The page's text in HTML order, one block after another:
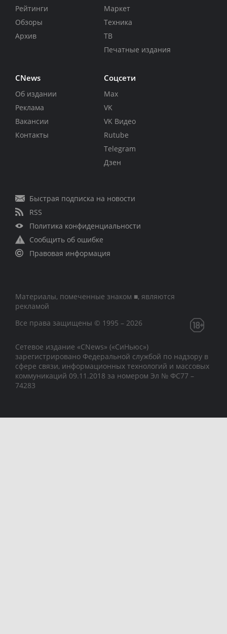
Рейтинги
Обзоры
Архив
Маркет
Техника
ТВ
Печатные издания
CNews
Об издании
Реклама
Вакансии
Контакты
Соцсети
Max
VK
VK Видео
Rutube
Telegram
Дзен
Быстрая подписка на новости
RSS
Политика конфиденциальности
Сообщить об ошибке
Правовая информация
Материалы, помеченные знаком ■, являются
рекламой
Все права защищены © 1995 – 2026
Сетевое издание «CNews» («СиНьюс»)
зарегистрировано Федеральной службой по надзору в
сфере связи, информационных технологий и массовых
коммуникаций 09.11.2018 за номером Эл № ФС77 –
74283